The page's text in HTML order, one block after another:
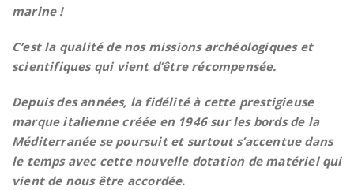
marine !
C’est la qualité de nos missions archéologiques et
scientifiques qui vient d’être récompensée.
Depuis des années, la fidélité à cette prestigieuse
marque italienne créée en 1946 sur les bords de la
Méditerranée se poursuit et surtout s’accentue dans
le temps avec cette nouvelle dotation de matériel qui
vient de nous être accordée.